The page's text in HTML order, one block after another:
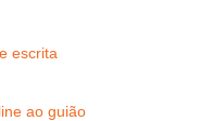
escrita
ao guião